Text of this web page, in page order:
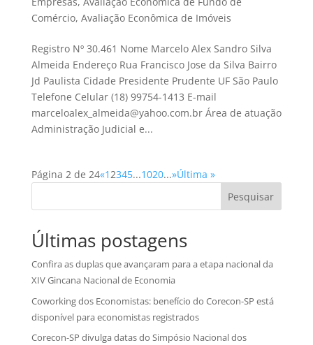
Comércio, Avaliação Econômica de Imóveis
Registro Nº 30.461 Nome Marcelo Alex Sandro Silva
Almeida Endereço Rua Francisco Jose da Silva Bairro
Jd Paulista Cidade Presidente Prudente UF São Paulo
Telefone Celular (18) 99754-1413 E-mail
marceloalex_almeida@yahoo.com.br Área de atuação
Administração Judicial e...
Página 2 de 24«12345...1020...»Última »
Pesquisar
Últimas postagens
Confira as duplas que avançaram para a etapa nacional da
XIV Gincana Nacional de Economia
Coworking dos Economistas: benefício do Corecon-SP está
disponível para economistas registrados
Corecon-SP divulga datas do Simpósio Nacional dos